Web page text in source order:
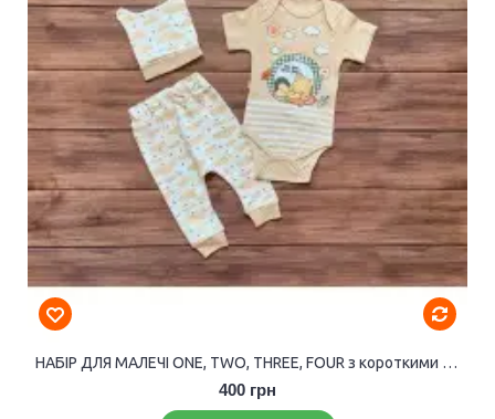
НАБІР ДЛЯ МАЛЕЧІ ONE, TWO, THREE, FOUR з короткими рукавами (унісекс).
400 грн